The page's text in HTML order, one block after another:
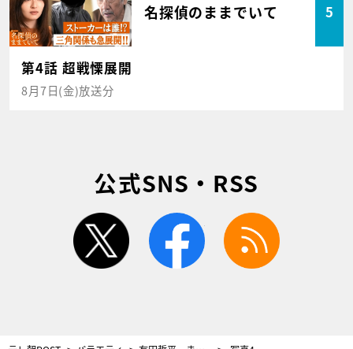
名探偵のままでいて 5
第4話 超戦慄展開
8月7日(金)放送分
公式SNS・RSS
twitter facebook